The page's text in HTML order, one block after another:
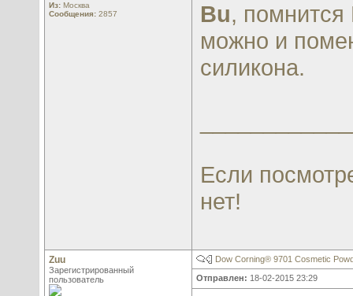
Из: Москва
Сообщения: 2857 Bu, помнится
можно и
силикона.
Если
нет!
Zuu
Зарегистрированный
пользователь
Dow Corning® 9701 Cosmetic
Отправлен: 18-02-2015 23:29